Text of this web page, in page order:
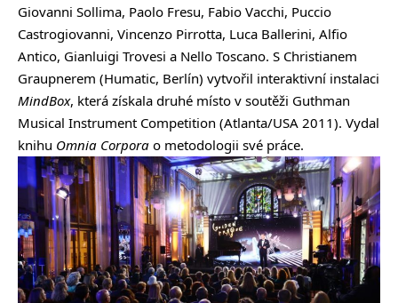
Giovanni Sollima, Paolo Fresu, Fabio Vacchi, Puccio
Castrogiovanni, Vincenzo Pirrotta, Luca Ballerini, Alfio
Antico, Gianluigi Trovesi a Nello Toscano. S Christianem
Graupnerem (Humatic, Berlín) vytvořil interaktivní instalaci
MindBox, která získala druhé místo v soutěži Guthman
Musical Instrument Competition (Atlanta/USA 2011). Vydal
knihu Omnia Corpora o metodologii své práce.